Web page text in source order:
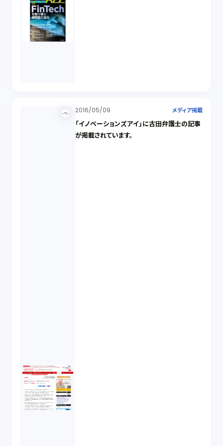
2016/05/09 メディア掲載
「イノベーションズアイ」に古田弁護士の記事
が掲載されています。